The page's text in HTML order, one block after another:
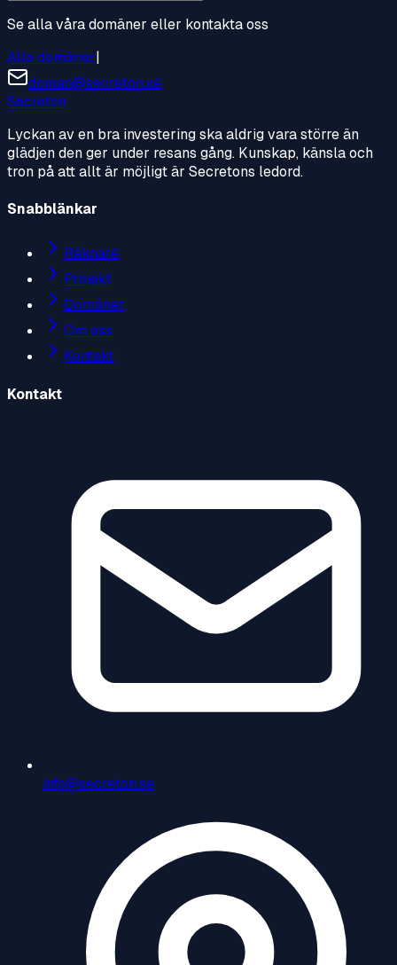
Se alla våra domäner eller kontakta oss
Alla domäner|
doman@secreton.se
Secreton
Lyckan av en bra investering ska aldrig vara större än
glädjen den ger under resans gång. Kunskap, känsla och
tron på att allt är möjligt är Secretons ledord.
Snabblänkar
Räknare
Projekt
Domäner
Om oss
Kontakt
Kontakt
info@secreton.se